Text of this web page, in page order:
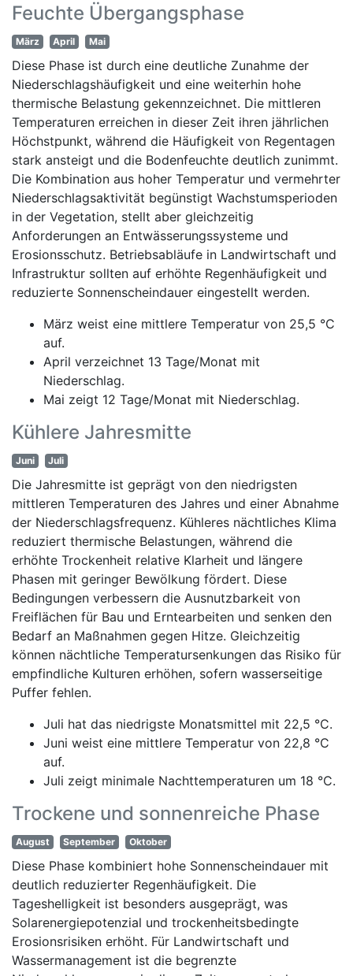
Feuchte Übergangsphase
März April Mai
Diese Phase ist durch eine deutliche Zunahme der
Niederschlagshäufigkeit und eine weiterhin hohe
thermische Belastung gekennzeichnet. Die mittleren
Temperaturen erreichen in dieser Zeit ihren jährlichen
Höchstpunkt, während die Häufigkeit von Regentagen
stark ansteigt und die Bodenfeuchte deutlich zunimmt.
Die Kombination aus hoher Temperatur und vermehrter
Niederschlagsaktivität begünstigt Wachstumsperioden
in der Vegetation, stellt aber gleichzeitig
Anforderungen an Entwässerungssysteme und
Erosionsschutz. Betriebsabläufe in Landwirtschaft und
Infrastruktur sollten auf erhöhte Regenhäufigkeit und
reduzierte Sonnenscheindauer eingestellt werden.
März weist eine mittlere Temperatur von 25,5 °C
auf.
April verzeichnet 13 Tage/Monat mit
Niederschlag.
Mai zeigt 12 Tage/Monat mit Niederschlag.
Kühlere Jahresmitte
Juni Juli
Die Jahresmitte ist geprägt von den niedrigsten
mittleren Temperaturen des Jahres und einer Abnahme
der Niederschlagsfrequenz. Kühleres nächtliches Klima
reduziert thermische Belastungen, während die
erhöhte Trockenheit relative Klarheit und längere
Phasen mit geringer Bewölkung fördert. Diese
Bedingungen verbessern die Ausnutzbarkeit von
Freiflächen für Bau und Erntearbeiten und senken den
Bedarf an Maßnahmen gegen Hitze. Gleichzeitig
können nächtliche Temperatursenkungen das Risiko für
empfindliche Kulturen erhöhen, sofern wasserseitige
Puffer fehlen.
Juli hat das niedrigste Monatsmittel mit 22,5 °C.
Juni weist eine mittlere Temperatur von 22,8 °C
auf.
Juli zeigt minimale Nachttemperaturen um 18 °C.
Trockene und sonnenreiche Phase
August September Oktober
Diese Phase kombiniert hohe Sonnenscheindauer mit
deutlich reduzierter Regenhäufigkeit. Die
Tageshelligkeit ist besonders ausgeprägt, was
Solarenergiepotenzial und trockenheitsbedingte
Erosionsrisiken erhöht. Für Landwirtschaft und
Wassermanagement ist die begrenzte